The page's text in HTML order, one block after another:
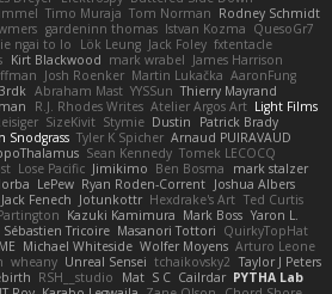
Timo Muraja Tom Norman Rodney Schmidt
gardeninn thomas Istvan Kozma QuesoGr7
ngai to lo Lök Leung Jack Foley fxtentacle
Kirt Blackwood mark wrabel James Harrison
Josh Roenker Martin Lukačka AaronFung
Abraham Mast YYSSun Thierry Mayrand
R.J. Rhodes Writes Atelier Argos Art Light Films
SizeKivit Stymie Dustin
Patrick Brady
Snodgrass Tyler K Spicher Arnaud PUIRAVAUD
Sean Kennedy Tomek LECOCQ
Lose Pacific Jimikimo Ben Bosma
mark stalzer
LePew Ryan Roden-Corrent Joshua Albers
Jack Fenech Jotunkottr Hexdrake's Art Ted Curtis
Kazuki Kamimura Mark Boss Yaron L.
Sébastien Tricoire Masanori Tottori QuirkyTopHat
Michael Whiteside Wolfer Moyens Arturo Leone
wheany Unreal Sensei tchaikovsky2 Taylor J Peters
RSH__studio Mat S C Cailrdar PYTHA Lab